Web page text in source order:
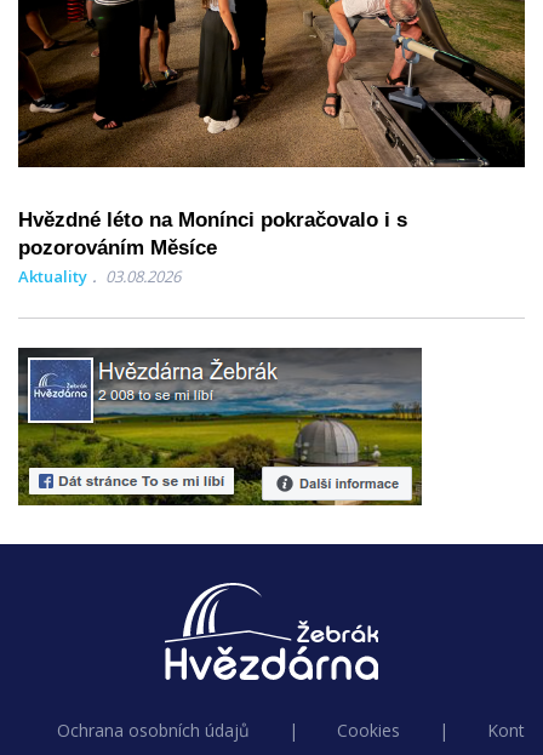
Hvězdné léto na Monínci pokračovalo i s
pozorováním Měsíce
Aktuality 03.08.2026
Ochrana osobních údajů | Cookies |